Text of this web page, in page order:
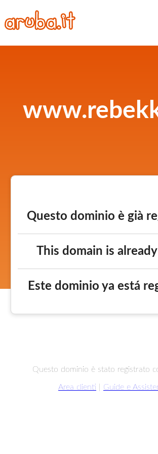
Questo dominio è già
This domain is
Este dominio ya está
Questo dominio è stato registrato
Area clienti Guide e